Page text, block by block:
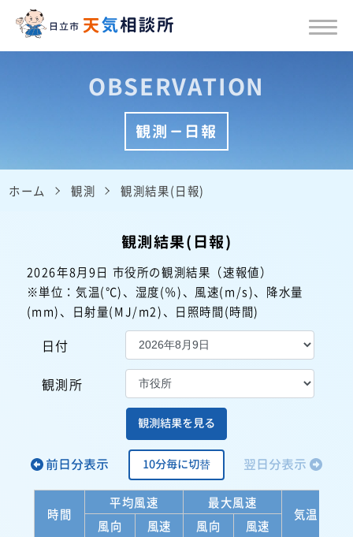
OBSERVATION
観測－日報
ホーム 観測 観測結果(日報)
観測結果(日報)
2026年8月9日 市役所の観測結果（速報値）
※単位：気温(℃)、湿度(％)、風速(m/s)、降水量
(mm)、日射量(MJ/m2)、日照時間(時間)
日付
観測所
観測結果を見る
前日分表示 10分毎に切替 翌日分表示
時間
平均風速 最大風速
気温
風向 風速 風向
風速